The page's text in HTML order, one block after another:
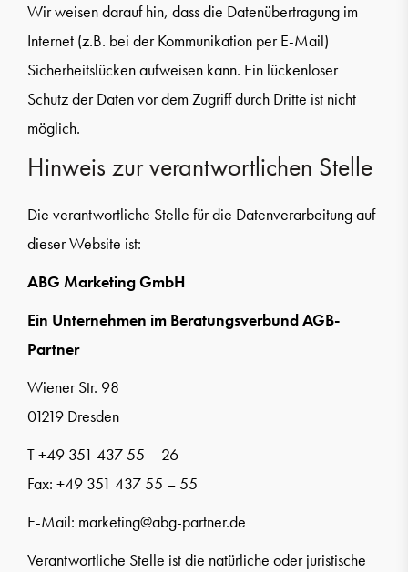
Wir weisen darauf hin, dass die Datenübertragung im
Internet (z.B. bei der Kommunikation per E-Mail)
Sicherheitslücken aufweisen kann. Ein lückenloser
Schutz der Daten vor dem Zugriff durch Dritte ist nicht
möglich.
Hinweis zur verantwortlichen Stelle
Die verantwortliche Stelle für die Datenverarbeitung auf
dieser Website ist:
ABG Marketing GmbH
Ein Unternehmen im Beratungsverbund AGB-
Partner
Wiener Str. 98
01219 Dresden
T +49 351 437 55 – 26
Fax: +49 351 437 55 – 55
E-Mail: marketing@abg-partner.de
Verantwortliche Stelle ist die natürliche oder juristische